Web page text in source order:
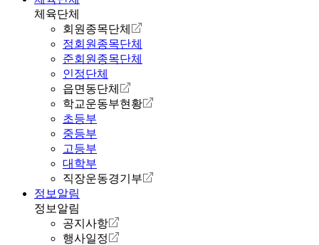
체육단체
회원종목단체
정회원종목단체
준회원종목단체
인정단체
읍면동단체
학교운동부현황
초등부
중등부
고등부
대학부
직장운동경기부
정보알림
정보알림
공지사항
행사일정